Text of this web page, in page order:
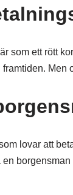
som ett rött
lovar att